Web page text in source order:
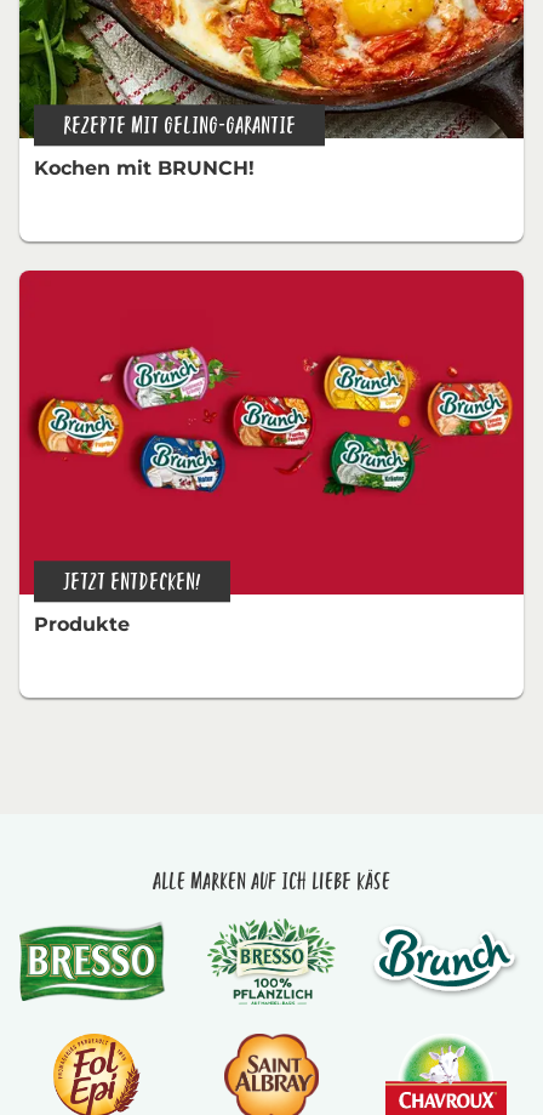
REZEPTE MIT GELING-GARANTIE
Kochen mit BRUNCH!
JETZT ENTDECKEN!
Produkte
Alle Marken auf Ich liebe Käse